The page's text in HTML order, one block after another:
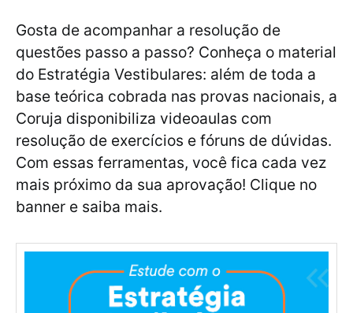
Gosta de acompanhar a resolução de
questões passo a passo? Conheça o material
do Estratégia Vestibulares: além de toda a
base teórica cobrada nas provas nacionais, a
Coruja disponibiliza videoaulas com
resolução de exercícios e fóruns de dúvidas.
Com essas ferramentas, você fica cada vez
mais próximo da sua aprovação! Clique no
banner e saiba mais.